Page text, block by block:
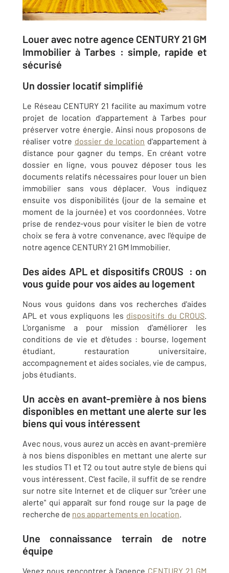
Louer avec notre agence CENTURY 21 GM
Immobilier à Tarbes : simple, rapide et
sécurisé
Un dossier locatif simplifié
Le Réseau CENTURY 21 facilite au maximum votre
projet de location d'appartement à Tarbes pour
préserver votre énergie. Ainsi nous proposons de
réaliser votre dossier de location d'appartement à
distance pour gagner du temps. En créant votre
dossier en ligne, vous pouvez déposer tous les
documents relatifs nécessaires pour louer un bien
immobilier sans vous déplacer. Vous indiquez
ensuite vos disponibilités (jour de la semaine et
moment de la journée) et vos coordonnées. Votre
prise de rendez-vous pour visiter le bien de votre
choix se fera à votre convenance, avec l'équipe de
notre agence CENTURY 21 GM Immobilier.
Des aides APL et dispositifs CROUS : on
vous guide pour vos aides au logement
Nous vous guidons dans vos recherches d'aides
APL et vous expliquons les dispositifs du CROUS.
L'organisme a pour mission d'améliorer les
conditions de vie et d'études : bourse, logement
étudiant, restauration universitaire,
accompagnement et aides sociales, vie de campus,
jobs étudiants.
Un accès en avant-première à nos biens
disponibles en mettant une alerte sur les
biens qui vous intéressent
Avec nous, vous aurez un accès en avant-première
à nos biens disponibles en mettant une alerte sur
les studios T1 et T2 ou tout autre style de biens qui
vous intéressent. C'est facile, il suffit de se rendre
sur notre site Internet et de cliquer sur "créer une
alerte" qui apparaît sur fond rouge sur la page de
recherche de nos appartements en location.
Une connaissance terrain de notre
équipe
Venez nous rencontrer à l'agence CENTURY 21 GM